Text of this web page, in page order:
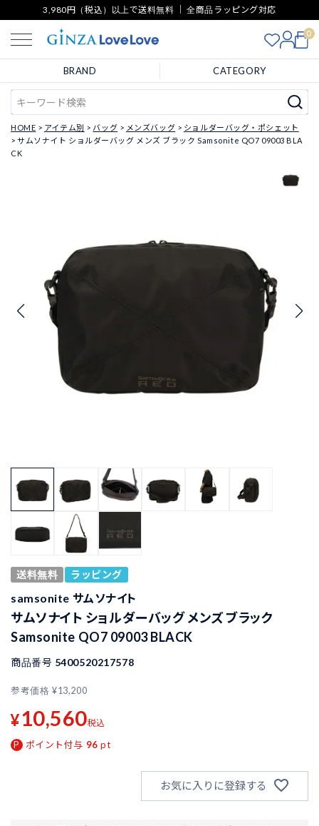
3,980円（税込）以上で送料無料 ｜ 全商品ラッピング対応
0
BRAND CATEGORY
HOME アイテム別 バッグ メンズバッグ
ショルダーバッグ・ポシェット
サムソナイト ショルダーバッグ メンズ ブラック Samsonite QO7 09003 BLA
CK
送料無料 ラッピング
samsonite サムソナイト
サムソナイト ショルダーバッグ メンズ ブラック
Samsonite QO7 09003 BLACK
商品番号 5400520217578
参考価格 ¥13,200
¥10,560税込
ポイント付与 96 pt
お気に入りに登録する